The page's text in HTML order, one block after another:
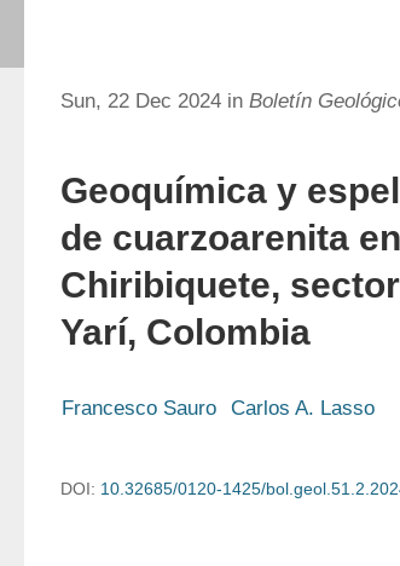
Sun, 22 Dec 2024 in Boletín
Geoquímica y
de cuarzoarenita
Chiribiquete,
Yarí, Colombia
Francesco Sauro Carlos A. Lasso
DOI: 10.32685/0120-1425/